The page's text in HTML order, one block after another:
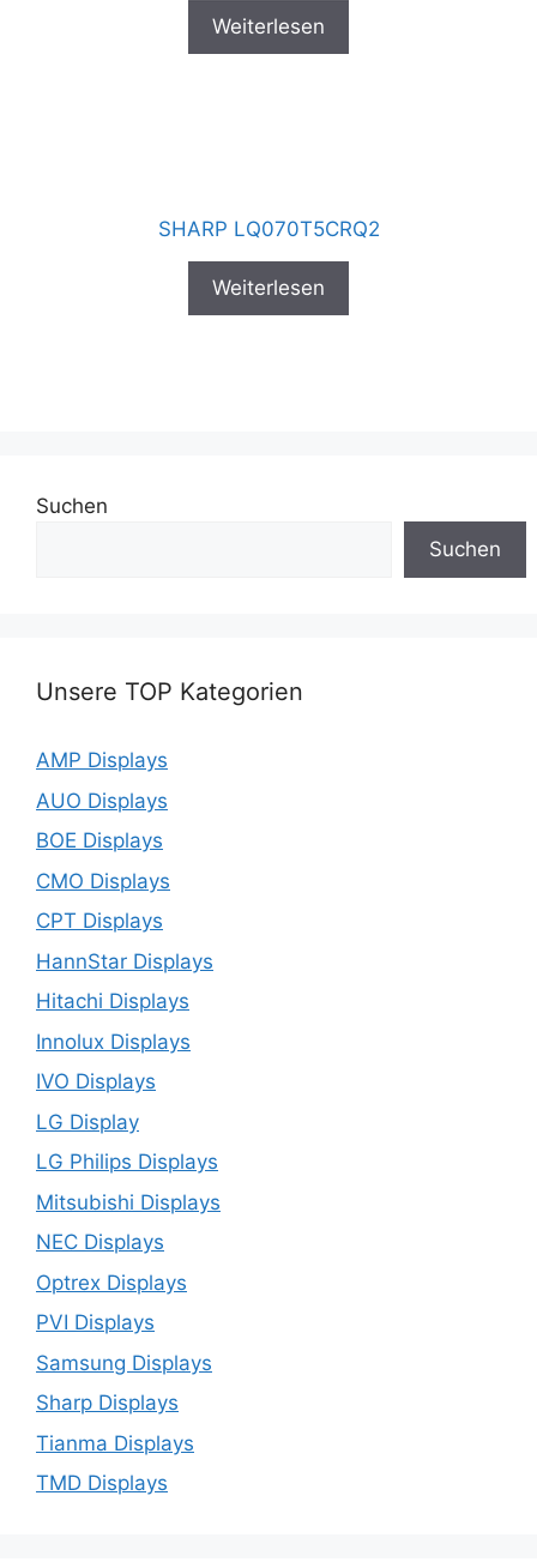
Weiterlesen
SHARP LQ070T5CRQ2
Weiterlesen
Suchen
Suchen
Unsere TOP Kategorien
AMP Displays
AUO Displays
BOE Displays
CMO Displays
CPT Displays
HannStar Displays
Hitachi Displays
Innolux Displays
IVO Displays
LG Display
LG Philips Displays
Mitsubishi Displays
NEC Displays
Optrex Displays
PVI Displays
Samsung Displays
Sharp Displays
Tianma Displays
TMD Displays